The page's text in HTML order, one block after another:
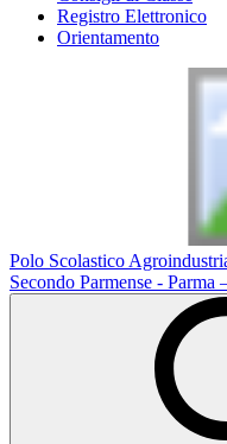
Registro Elettronico
Orientamento
Polo Scolastico
Secondo Parmense - Parma